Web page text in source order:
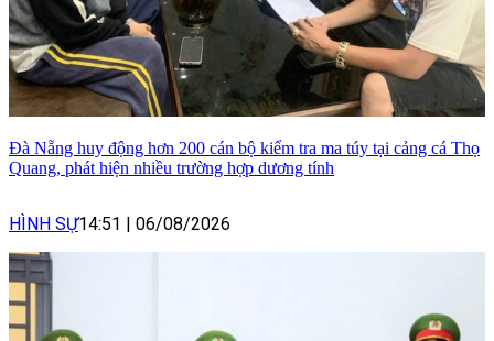
Đà Nẵng huy động hơn 200 cán bộ kiểm tra ma túy tại cảng cá Thọ
Quang, phát hiện nhiều trường hợp dương tính
HÌNH SỰ14:51 | 06/08/2026